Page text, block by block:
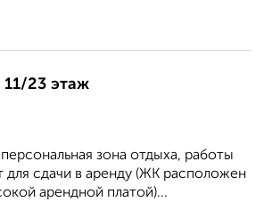
11/23 этаж
зона отдыха, работы
для сдачи в аренду (ЖК расположен
арендной платой)...